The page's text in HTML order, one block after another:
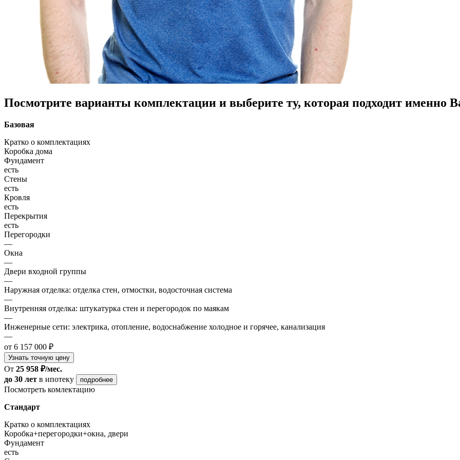
Посмотрите варианты комплектации и выберите ту, которая подходит именно
Базовая
Кратко о комплектациях
Коробка дома
Фундамент
есть
Стены
есть
Кровля
есть
Перекрытия
есть
Перегородки
—
Окна
—
Двери входной группы
—
Наружная отделка: отделка стен, отмостки, водосточная система
—
Внутренняя отделка: штукатурка стен и перегородок по маякам
—
Инженерные сети: электрика, отопление, водоснабжение холодное и горячее, канализация
—
от 6 157 000 ₽
Узнать точную цену
От 25 958 ₽/мес.
до 30 лет в ипотеку подробнее
Посмотреть комлектацию
Стандарт
Кратко о комплектациях
Коробка+перегородки+окна, двери
Фундамент
есть